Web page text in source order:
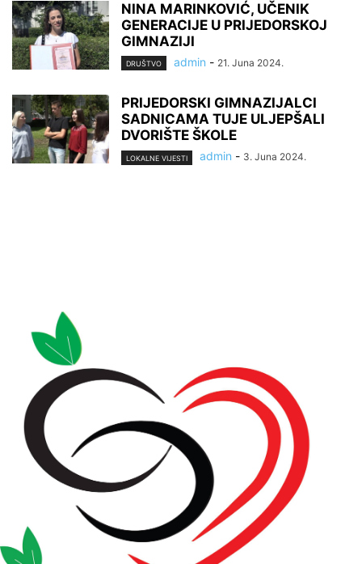
NINA MARINKOVIĆ, UČENIK
GENERACIJE U PRIJEDORSKOJ
GIMNAZIJI
DRUŠTVO admin - 21. Juna 2024.
PRIJEDORSKI GIMNAZIJALCI
SADNICAMA TUJE ULJEPŠALI
DVORIŠTE ŠKOLE
LOKALNE VIJESTI admin - 3. Juna 2024.